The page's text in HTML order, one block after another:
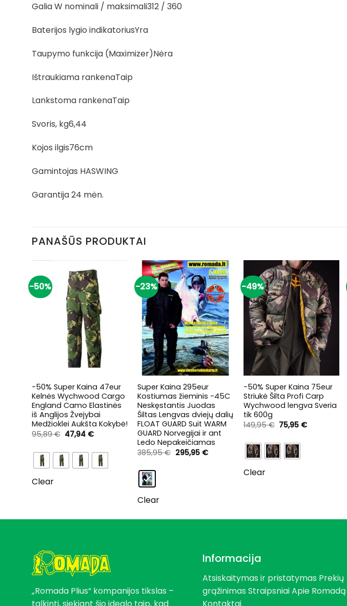
Galia W nominali / maksimali312 / 360
Baterijos lygio indikatoriusYra
Taupymo funkcija (Maximizer)Nėra
Ištraukiama rankenaTaip
Lankstoma rankenaTaip
Svoris, kg6,44
Kojos ilgis76cm
Gamintojas HASWING
Garantija 24 mėn.
PANAŠŪS PRODUKTAI
-50%
-50% Super Kaina 47eur
Kelnės Wychwood Cargo
England Camo Elastinės
iš Anglijos Žvejybai
Medžioklei Aukšta Kokybė!
95,89€ Original
price
95,89 €.
47,94 €Current
47,94 €.
Clear
-23%
+
Super Kaina 295eur
Kostiumas žieminis -45C
Neskęstantis Juodas
Šiltas Lengvas dviejų dalių
FLOAT GUARD Suit WARM
GUARD Norvegijai ir ant
Ledo Nepakeičiamas
385,95€ Original
price
295,95 €Current
Clear
-49%
+
-50% Super Kaina 75eur
Striukė Šilta Profi Carp
Wychwood lengva Sveria
tik 600g
149,95€ Original
price
149,95 €.
75,95 €Current
Clear
„Romada Plius“ kompanijos tikslas –
talkinti, siekiant šio idealo taip, kad
Informacija
Atsiskaitymas ir pristatymas Prekių
grąžinimasStraipsniaiApie Romadą
Kontaktai